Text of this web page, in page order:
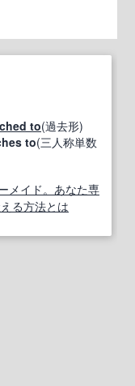
to(過去形)
to(三人称単数
メイド。あなた専
る方法とは